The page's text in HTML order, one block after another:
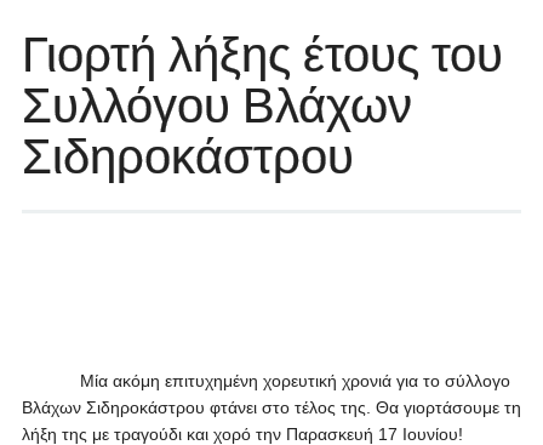
Γιορτή λήξης έτους του
Συλλόγου Βλάχων
Σιδηροκάστρου
Μία ακόμη επιτυχημένη χορευτική χρονιά για το σύλλογο
Βλάχων Σιδηροκάστρου φτάνει στο τέλος της. Θα γιορτάσουμε τη
λήξη της με τραγούδι και χορό την Παρασκευή 17 Ιουνίου!